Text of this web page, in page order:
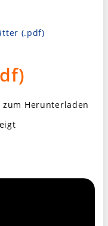
€.
(.pdf)
Herunterladen
Nach